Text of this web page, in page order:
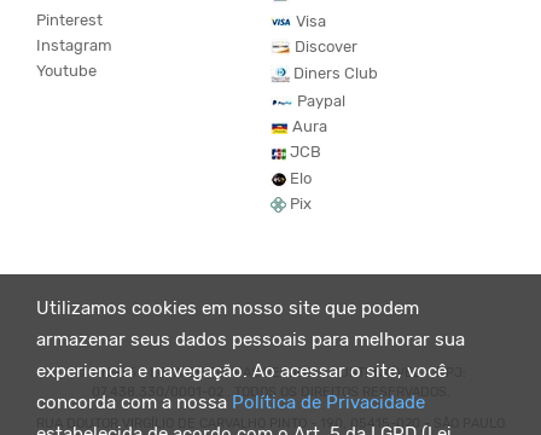
Utilizamos cookies em nosso site que podem
armazenar seus dados pessoais para melhorar sua
experiencia e navegação. Ao acessar o site, você
concorda com a nossa Política de Privacidade
Pinterest
Instagram
Youtube
Visa
Discover
Diners Club
Paypal
Aura
JCB
Elo
Pix
© KING55 - LOJA DE ROUPAS VEGANO E SUSTENTÁVEL. CNPJ:
07.438.330/0001-02 . TODOS OS DIREITOS RESERVADOS.
RUA DOUTOR VIRGÍLIO DE CARVALHO PINTO - 190, 05415-020 - SÃO PAULO